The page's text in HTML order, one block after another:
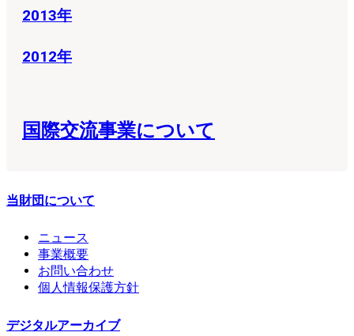
2013年
2012年
国際交流事業について
当財団について
ニュース
事業概要
お問い合わせ
個人情報保護方針
デジタルアーカイブ